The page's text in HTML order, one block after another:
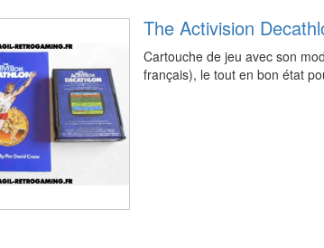
The Activision
Cartouche de jeu avec son
français), le tout en bon état